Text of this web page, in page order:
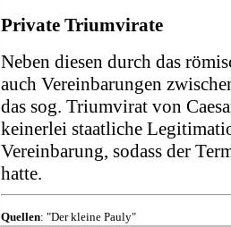
Private Triumvirate
Neben diesen durch das
auch Vereinbarungen
das sog. Triumvirat von
keinerlei staatliche
Vereinbarung, sodass der
hatte.
Quellen: "Der kleine Pauly"